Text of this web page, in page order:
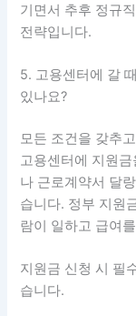
기면서 추후 정규
전략입니다.
5. 고용센터에 갈
있나요?
모든 조건을 갖추
고용센터에 지원
나 근로계약서 달
습니다. 정부 지원
람이 일하고 급여
지원금 신청 시 필
습니다.